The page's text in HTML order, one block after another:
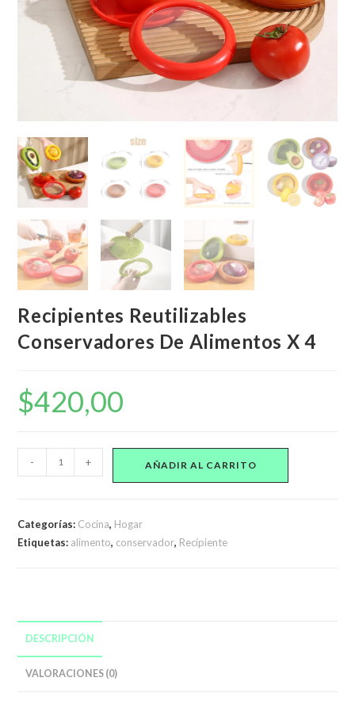
Recipientes Reutilizables
Conservadores De Alimentos X 4
$420,00
Recipientes
Reutilizables
Alimentos
- + AÑADIR AL CARRITO
Categorías: Cocina, Hogar
Etiquetas: alimento, conservador, Recipiente
DESCRIPCIÓN
VALORACIONES (0)